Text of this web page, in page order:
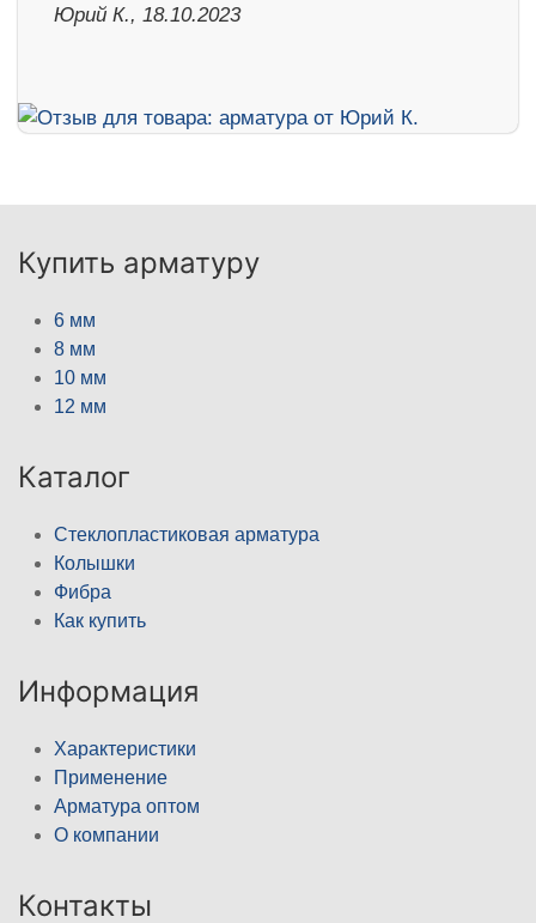
Юрий К., 18.10.2023
Купить арматуру
6 мм
8 мм
10 мм
12 мм
Каталог
Стеклопластиковая арматура
Колышки
Фибра
Как купить
Информация
Характеристики
Применение
Арматура оптом
О компании
Контакты